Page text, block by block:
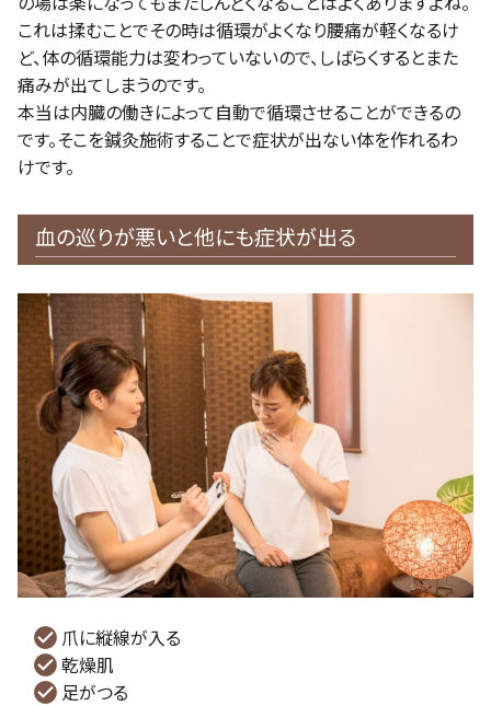
これは揉むことでその時は循環がよくなり腰痛が軽くなるけ
ど、体の循環能力は変わっていないので、しばらくするとまた
痛みが出てしまうのです。
本当は内臓の働きによって自動で循環させることができるの
です。そこを鍼灸施術することで症状が出ない体を作れるわ
けです。
血の巡りが悪いと他にも症状が出る
爪に縦線が入る
乾燥肌
足がつる